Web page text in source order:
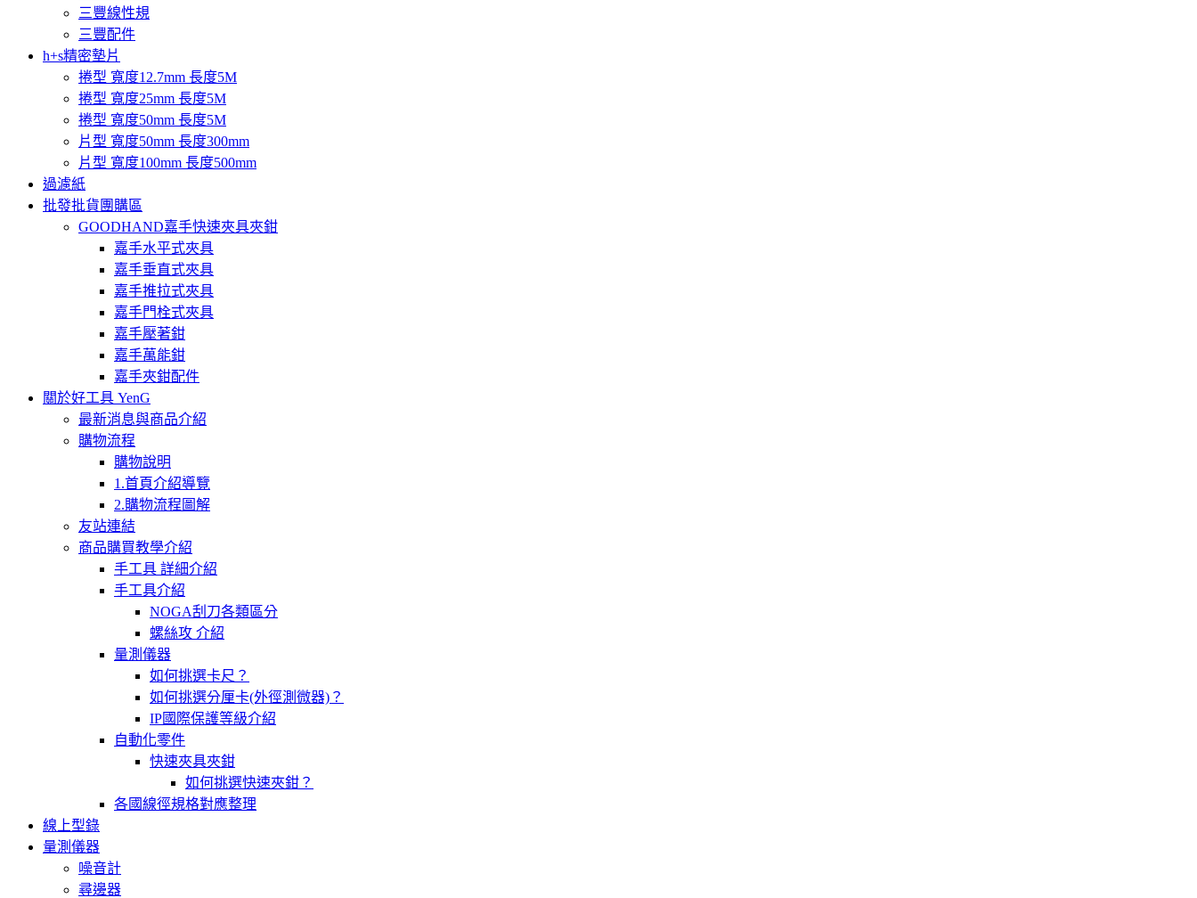
三豐線性規
三豐配件
h+s精密墊片
捲型 寬度12.7mm 長度5M
捲型 寬度25mm 長度5M
捲型 寬度50mm 長度5M
片型 寬度50mm 長度300mm
片型 寬度100mm 長度500mm
過濾紙
批發批貨團購區
GOODHAND嘉手快速夾具夾鉗
嘉手水平式夾具
嘉手垂直式夾具
嘉手推拉式夾具
嘉手門栓式夾具
嘉手壓著鉗
嘉手萬能鉗
嘉手夾鉗配件
關於好工具 YenG
最新消息與商品介紹
購物流程
購物說明
1.首頁介紹導覽
2.購物流程圖解
友站連結
商品購買教學介紹
手工具 詳細介紹
手工具介紹
NOGA刮刀各類區分
螺絲攻 介紹
量測儀器
如何挑選卡尺？
如何挑選分厘卡(外徑測微器)？
IP國際保護等級介紹
自動化零件
快速夾具夾鉗
如何挑選快速夾鉗？
各國線徑規格對應整理
線上型錄
量測儀器
噪音計
尋邊器